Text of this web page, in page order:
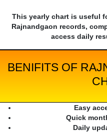
This yearly chart is useful
Rajnandgaon records,
access daily
BENIFITS OF
Easy
Quick
Daily